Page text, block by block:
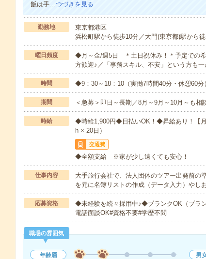
飯は手…つづきを見る
勤務地
東京都港区
浜松町駅から徒歩10分／大門(東京都)駅から
曜日頻度
◆月～金/週5日 ＊土日祝休み！＊予定での
方歓迎♪／「事務スキル、不安」という方も
時間 ◆9：30～18：10（実働7時間40分・休憩60分
期間 ＜急募＞即日～長期／8月～9月～10月～も
時給
◆時給1,900円◆日払いOK！◆昇給あり！【
h × 20日）
交通費
◆全額支給 ※家が少し遠くても安心！
仕事内容
大手旅行会社で、法人団体のツアー出発前の
を元に名簿リストの作成（データ入力）やし
応募資格
◆未経験を続々採用中♪◆ブランクOK（ブラ
電話面談OK#資格不要#学歴不問
職場の雰囲気
年齢層
男